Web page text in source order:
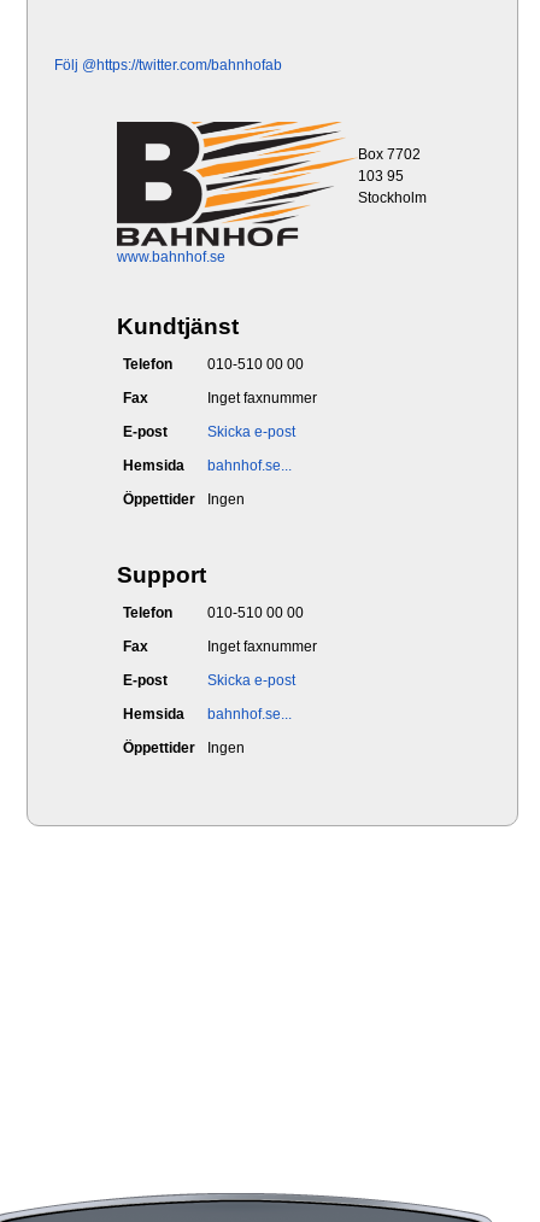
Följ @https://twitter.com/bahnhofab
Box 7702
103 95
Stockholm
www.bahnhof.se
Kundtjänst
Telefon
010-510 00 00
Fax
Inget faxnummer
E-post
Skicka e-post
Hemsida
bahnhof.se...
Öppettider
Ingen
Support
Telefon
010-510 00 00
Fax
Inget faxnummer
E-post
Skicka e-post
Hemsida
bahnhof.se...
Öppettider
Ingen